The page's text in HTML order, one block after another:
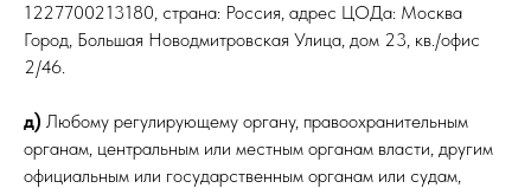
1227700213180, страна: Россия, адрес ЦОДа: Москва
Город, Большая Новодмитровская Улица, дом 23, кв./офис
2/46.
д) Любому регулирующему органу, правоохранительным
органам, центральным или местным органам власти, другим
официальным или государственным органам или судам,